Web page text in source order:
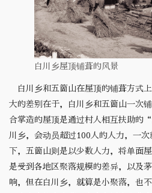
白川乡和五箇山在屋顶的铺葺方式
大的差别在于，白川乡和五箇山一次
合掌造的屋顶是通过村人相互扶助的
川乡，会动员超过100人的人力，一
下，五箇山则是以少数人力，将单面
是受到各地区聚落规模的差异，以及
响，但在白川乡，就算是小聚落，也
白川乡屋顶铺葺的风景